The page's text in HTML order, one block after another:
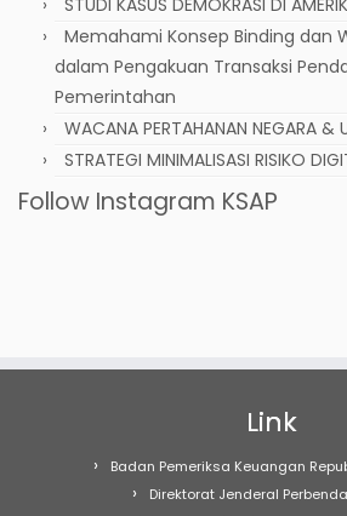
Memahami Konsep Binding dan
dalam Pengakuan Transaksi
Pemerintahan
WACANA PERTAHANAN NEGARA &
STRATEGI MINIMALISASI RISIKO
Follow Instagram KSAP
Link
Badan Pemeriksa Keuangan
Direktorat Jenderal